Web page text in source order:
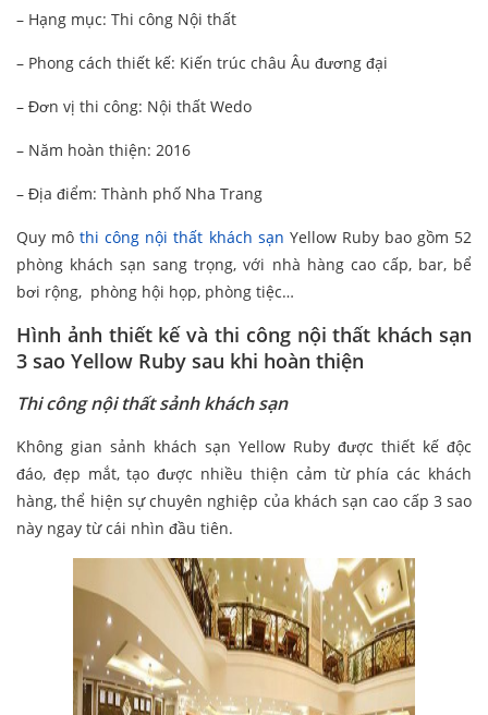
– Hạng mục: Thi công Nội thất
– Phong cách thiết kế: Kiến trúc châu Âu đương đại
– Đơn vị thi công: Nội thất Wedo
– Năm hoàn thiện: 2016
– Địa điểm: Thành phố Nha Trang
Quy môthi công nội thất khách sạn Yellow Ruby bao gồm 52
phòng khách sạn sang trọng, với nhà hàng cao cấp, bar, bể
bơi rộng, phòng hội họp, phòng tiệc…
Hình ảnh thiết kế và thi công nội thất khách sạn
3 sao Yellow Ruby sau khi hoàn thiện
Thi công nội thất sảnh khách sạn
Không gian sảnh khách sạn Yellow Ruby được thiết kế độc
đáo, đẹp mắt, tạo được nhiều thiện cảm từ phía các khách
hàng, thể hiện sự chuyên nghiệp của khách sạn cao cấp 3 sao
này ngay từ cái nhìn đầu tiên.